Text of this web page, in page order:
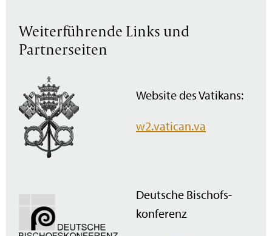
Weiterführende Links und
Partnerseiten
Website des Vatikans:
w2.vatican.va
Deutsche Bischofs­
konferenz